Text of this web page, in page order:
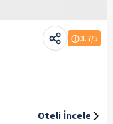
3.7/5
Oteli İncele